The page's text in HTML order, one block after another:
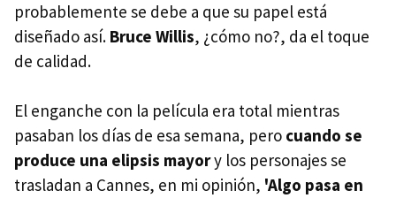
probablemente se debe a que su papel está
diseñado así. Bruce Willis, ¿cómo no?, da el toque
de calidad.
El enganche con la película era total mientras
pasaban los días de esa semana, pero cuando se
produce una elipsis mayory los personajes se
trasladan a Cannes, en mi opinión, 'Algo pasa en